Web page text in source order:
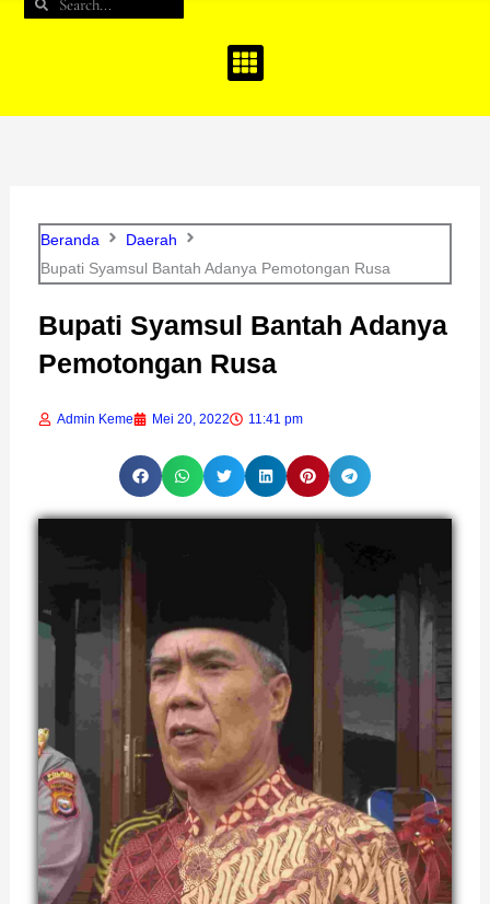
Beranda
Daerah
Bupati Syamsul Bantah Adanya Pemotongan Rusa
Bupati Syamsul Bantah Adanya
Pemotongan Rusa
Admin Keme Mei 20, 2022 11:41 pm